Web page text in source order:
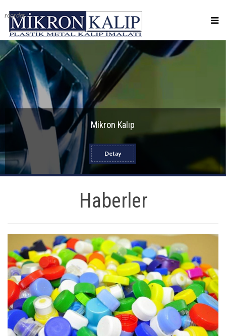
reorder
Mikron Kalıp
Detay
Haberler